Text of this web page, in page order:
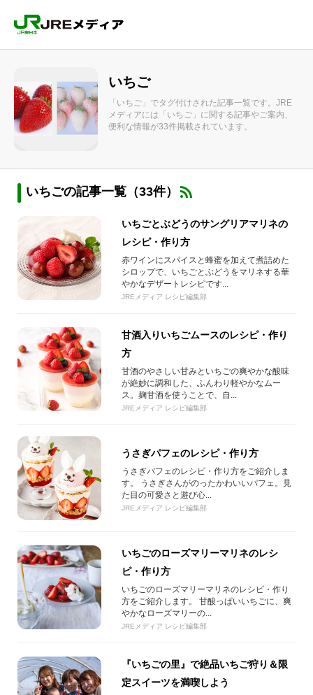
いちご
「いちご」でタグ付けされた記事一覧です。JRE
メディアには「いちご」に関する記事やご案内、
便利な情報が33件掲載されています。
いちごの記事一覧（33件）
いちごとぶどうのサングリアマリネの
レシピ・作り方
赤ワインにスパイスと蜂蜜を加えて煮詰めた
シロップで、いちごとぶどうをマリネする華
やかなデザートレシピです...
JREメディア レシピ編集部
甘酒入りいちごムースのレシピ・作り
方
甘酒のやさしい甘みといちごの爽やかな酸味
が絶妙に調和した、ふんわり軽やかなムー
ス。麹甘酒を使うことで、自...
JREメディア レシピ編集部
うさぎパフェのレシピ・作り方
うさぎパフェのレシピ・作り方をご紹介しま
す。 うさぎさんがのったかわいいパフェ。見
た目の可愛さと遊び心...
JREメディア レシピ編集部
いちごのローズマリーマリネのレシ
ピ・作り方
いちごのローズマリーマリネのレシピ・作り
方をご紹介します。 甘酸っぱいいちごに、爽
やかなローズマリーの...
JREメディア レシピ編集部
『いちごの里』で絶品いちご狩り＆限
定スイーツを満喫しよう